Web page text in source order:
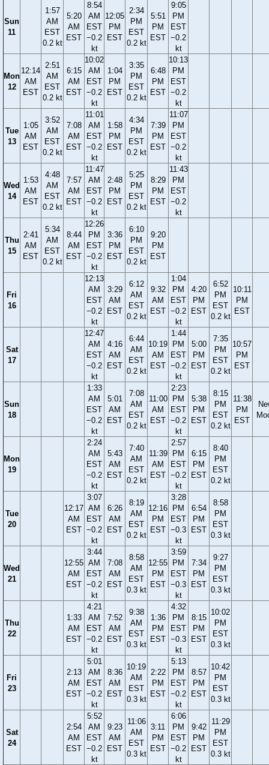
Sun
11
1:57
AM
EST
0.2 kt
5:20
AM
EST
8:54
AM
EST
−0.2
kt
12:05
PM
EST
2:34
PM
EST
0.2 kt
5:51
PM
EST
9:05
PM
EST
−0.2
kt
Mon
12
12:14
AM
EST
2:51
AM
EST
0.2 kt
6:15
AM
EST
10:02
AM
EST
−0.2
kt
1:04
PM
EST
3:35
PM
EST
0.2 kt
6:48
PM
EST
10:13
PM
EST
−0.2
kt
Tue
13
1:05
AM
EST
3:52
AM
EST
0.2 kt
7:08
AM
EST
11:01
AM
EST
−0.2
kt
1:58
PM
EST
4:34
PM
EST
0.2 kt
7:39
PM
EST
11:07
PM
EST
−0.2
kt
Wed
14
1:53
AM
EST
4:48
AM
EST
0.2 kt
7:57
AM
EST
11:47
AM
EST
−0.2
kt
2:48
PM
EST
5:25
PM
EST
0.2 kt
8:29
PM
EST
11:43
PM
EST
−0.2
kt
Thu
15
2:41
AM
EST
5:34
AM
EST
0.2 kt
8:44
AM
EST
12:26
PM
EST
−0.2
kt
3:36
PM
EST
6:10
PM
EST
0.2 kt
9:20
PM
EST
Fri
16
12:13
AM
EST
−0.2
kt
3:29
AM
EST
6:12
AM
EST
0.2 kt
9:32
AM
EST
1:04
PM
EST
−0.2
kt
4:20
PM
EST
6:52
PM
EST
0.2 kt
10:11
PM
EST
Sat
17
12:47
AM
EST
−0.2
kt
4:16
AM
EST
6:44
AM
EST
0.2 kt
10:19
AM
EST
1:44
PM
EST
−0.2
kt
5:00
PM
EST
7:35
PM
EST
0.2 kt
10:57
PM
EST
Sun
18
1:33
AM
EST
−0.2
kt
5:01
AM
EST
7:08
AM
EST
0.2 kt
11:00
AM
EST
2:23
PM
EST
−0.2
kt
5:38
PM
EST
8:15
PM
EST
0.2 kt
11:38
PM
EST
Mon
19
2:24
AM
EST
−0.2
kt
5:43
AM
EST
7:40
AM
EST
0.2 kt
11:39
AM
EST
2:57
PM
EST
−0.2
kt
6:15
PM
EST
8:40
PM
EST
0.2 kt
Tue
20
12:17
AM
EST
3:07
AM
EST
−0.2
kt
6:26
AM
EST
8:19
AM
EST
0.2 kt
12:16
PM
EST
3:28
PM
EST
−0.3
kt
6:54
PM
EST
8:58
PM
EST
0.3 kt
Wed
21
12:55
AM
EST
3:44
AM
EST
−0.2
kt
7:08
AM
EST
8:58
AM
EST
0.3 kt
12:55
PM
EST
3:59
PM
EST
−0.3
kt
7:34
PM
EST
9:27
PM
EST
0.3 kt
Thu
22
1:33
AM
EST
4:21
AM
EST
−0.2
kt
7:52
AM
EST
9:38
AM
EST
0.3 kt
1:36
PM
EST
4:32
PM
EST
−0.3
kt
8:15
PM
EST
10:02
PM
EST
0.3 kt
Fri
23
2:13
AM
EST
5:01
AM
EST
−0.2
kt
8:36
AM
EST
10:19
AM
EST
0.3 kt
2:22
PM
EST
5:13
PM
EST
−0.2
kt
8:57
PM
EST
10:42
PM
EST
0.3 kt
Sat
24
2:54
AM
EST
5:52
AM
EST
−0.2
kt
9:23
AM
EST
11:06
AM
EST
0.3 kt
3:11
PM
EST
6:06
PM
EST
−0.2
kt
9:42
PM
EST
11:29
PM
EST
0.3 kt